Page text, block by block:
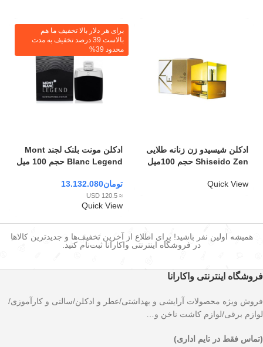
ادکلن شیسیدو زن زنانه طلایی
Shiseido Zen حجم 100میل
Quick View
برای هر دلار بالا تخفیف ما هم
بالاست 39 درصد تخفیف به مدت
محدود 39%
ادکلن مونت بلنک لجند Mont
Blanc Legend حجم 100 میل
تومان13.132.080
≈ 120.5 USD
Quick View
همیشه اولین نفر باشید! برای اطلاع از آخرین تخفیف‌ها و جدیدترین کالاها
در فروشگاه اینترنتی واکارانا ثبت‌نام کنید.
فروشگاه اینترنتی واکارانا
فروش ویژه محصولات آرایشی و بهداشتی/عطر و ادکلن/سالنی و کارآموزی/
لوازم برقی/لوازم کاشت ناخن و…
(تماس فقط در تایم اداری)